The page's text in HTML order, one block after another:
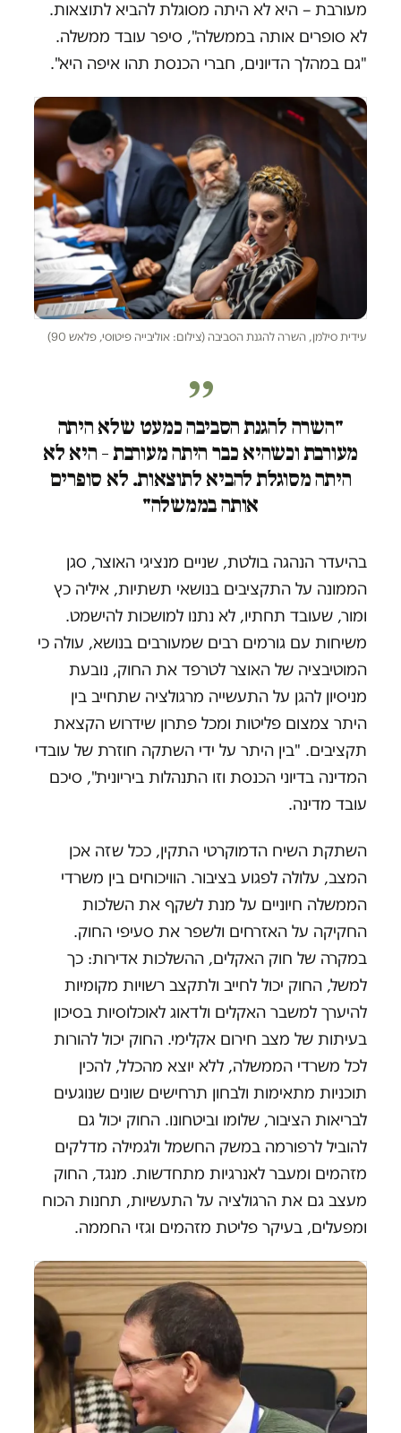
מעורבת – היא לא היתה מסוגלת להביא לתוצאות.
לא סופרים אותה בממשלה", סיפר עובד ממשלה.
"גם במהלך הדיונים, חברי הכנסת תהו איפה היא".
עידית סילמן, השרה להגנת הסביבה (צילום: אוליבייה פיטוסי, פלאש 90)
"השרה להגנת הסביבה כמעט שלא היתה
מעורבת וכשהיא כבר היתה מעורבת – היא לא
היתה מסוגלת להביא לתוצאות. לא סופרים
אותה בממשלה"
בהיעדר הנהגה בולטת, שניים מנציגי האוצר, סגן
הממונה על התקציבים בנושאי תשתיות, איליה כץ
ומור, שעובד תחתיו, לא נתנו למושכות להישמט.
משיחות עם גורמים רבים שמעורבים בנושא, עולה כי
המוטיבציה של האוצר לטרפד את החוק, נובעת
מניסיון להגן על התעשייה מרגולציה שתחייב בין
היתר צמצום פליטות ומכל פתרון שידרוש הקצאת
תקציבים. "בין היתר על ידי השתקה חוזרת של עובדי
המדינה בדיוני הכנסת וזו התנהלות ביריונית", סיכם
עובד מדינה.
השתקת השיח הדמוקרטי התקין, ככל שזה אכן
המצב, עלולה לפגוע בציבור. הוויכוחים בין משרדי
הממשלה חיוניים על מנת לשקף את השלכות
החקיקה על האזרחים ולשפר את סעיפי החוק.
במקרה של חוק האקלים, ההשלכות אדירות: כך
למשל, החוק יכול לחייב ולתקצב רשויות מקומיות
להיערך למשבר האקלים ולדאוג לאוכלוסיות בסיכון
בעיתות של מצב חירום אקלימי. החוק יכול להורות
לכל משרדי הממשלה, ללא יוצא מהכלל, להכין
תוכניות מתאימות ולבחון תרחישים שונים שנוגעים
לבריאות הציבור, שלומו וביטחונו. החוק יכול גם
להוביל לרפורמה במשק החשמל ולגמילה מדלקים
מזהמים ומעבר לאנרגיות מתחדשות. מנגד, החוק
מעצב גם את הרגולציה על התעשיות, תחנות הכוח
ומפעלים, בעיקר פליטת מזהמים וגזי החממה.